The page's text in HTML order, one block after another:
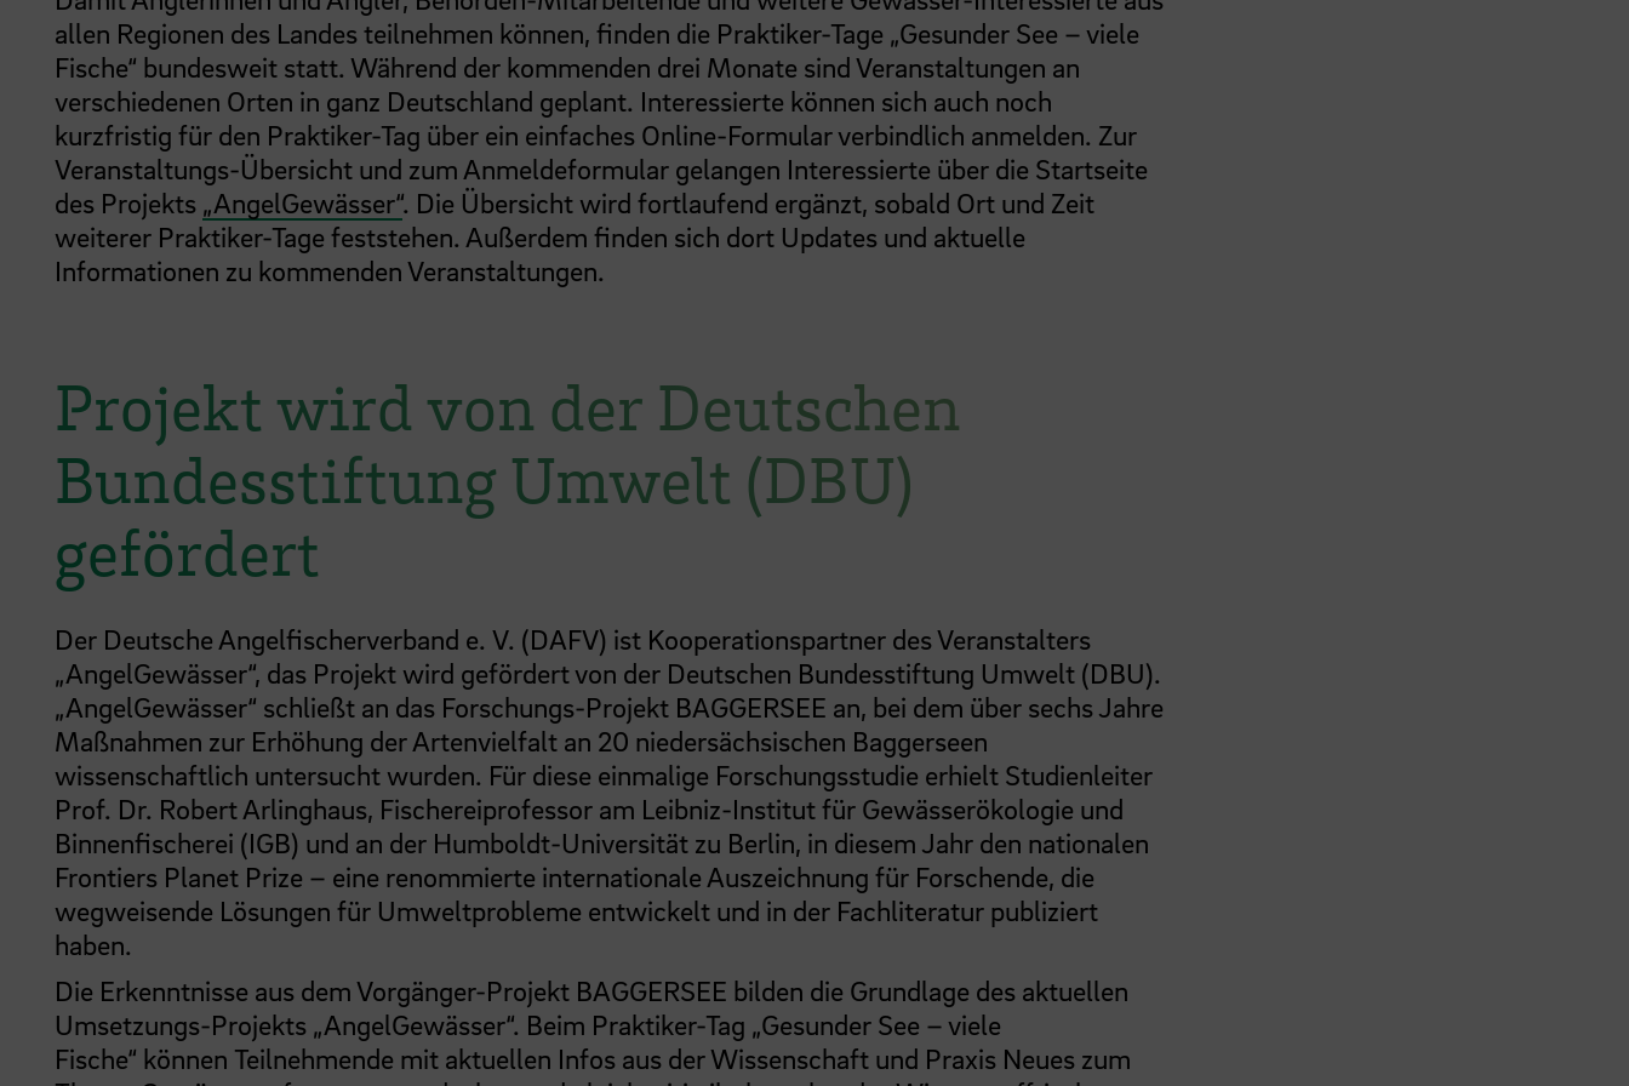
allen Regionen des Landes teilnehmen können, finden die Praktiker-Tage „Gesunder See – viele
Fische“ bundesweit statt. Während der kommenden drei Monate sind Veranstaltungen an
verschiedenen Orten in ganz Deutschland geplant. Interessierte können sich auch noch
kurzfristig für den Praktiker-Tag über ein einfaches Online-Formular verbindlich anmelden. Zur
Veranstaltungs-Übersicht und zum Anmeldeformular gelangen Interessierte über die Startseite
des Projekts „AngelGewässer“. Die Übersicht wird fortlaufend ergänzt, sobald Ort und Zeit
weiterer Praktiker-Tage feststehen. Außerdem finden sich dort Updates und aktuelle
Informationen zu kommenden Veranstaltungen.
Projekt wird von der Deutschen
Bundesstiftung Umwelt (DBU)
gefördert
Der Deutsche Angelfischerverband e. V. (DAFV) ist Kooperationspartner des Veranstalters
„AngelGewässer“, das Projekt wird gefördert von der Deutschen Bundesstiftung Umwelt (DBU).
„AngelGewässer“ schließt an das Forschungs-Projekt BAGGERSEE an, bei dem über sechs Jahre
Maßnahmen zur Erhöhung der Artenvielfalt an 20 niedersächsischen Baggerseen
wissenschaftlich untersucht wurden. Für diese einmalige Forschungsstudie erhielt Studienleiter
Prof. Dr. Robert Arlinghaus, Fischereiprofessor am Leibniz-Institut für Gewässerökologie und
Binnenfischerei (IGB) und an der Humboldt-Universität zu Berlin, in diesem Jahr den nationalen
Frontiers Planet Prize – eine renommierte internationale Auszeichnung für Forschende, die
wegweisende Lösungen für Umweltprobleme entwickelt und in der Fachliteratur publiziert
haben.
Die Erkenntnisse aus dem Vorgänger-Projekt BAGGERSEE bilden die Grundlage des aktuellen
Umsetzungs-Projekts „AngelGewässer“. Beim Praktiker-Tag „Gesunder See – viele
Fische“ können Teilnehmende mit aktuellen Infos aus der Wissenschaft und Praxis Neues zum